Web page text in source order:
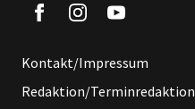
Kontakt/Impressum
Redaktion/Terminredaktion